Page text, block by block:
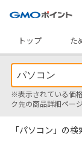
トップ
た
※表示されている価
ク先の商品詳細ペー
「パソコン」の検